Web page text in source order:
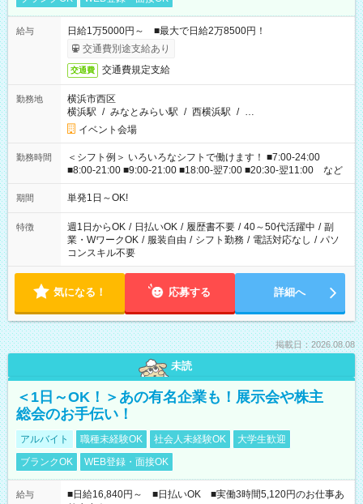
給与
日給1万5000円～ ■最大で日給2万8500円！
交通費別途支給あり
交通費 交通費規定支給
勤務地
横浜市西区
横浜駅 / みなとみらい駅 / 西横浜駅 / …
イベント会場
勤務時間
＜シフト例＞ いろいろなシフトで働けます！ ■7:00-24:00
■8:00-21:00 ■9:00-21:00 ■18:00-翌7:00 ■20:30-翌11:00 など
期間 単発1日～OK!
特徴 週1日からOK / 日払いOK / 履歴書不要 / 40～50代活躍中 / 副
業・WワークOK / 服装自由 / シフト勤務 / 電話対応なし / パソ
コンスキル不要
気になる！ 応募する 詳細へ
掲載日：2026.08.08
未読
＜1日～OK！＞あの有名企業も！展示会や株主
総会のお手伝い！
アルバイト 職種未経験OK 社会人未経験OK
大学生歓迎
ブランクOK
WEB登録・面接OK
給与
■日給16,840円～ ■日払いOK ■実働3時間5,120円のお仕事あ